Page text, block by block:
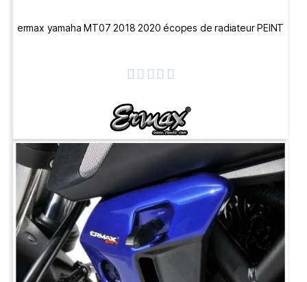
ermax yamaha MT07 2018 2020 écopes de radiateur PEINT
    